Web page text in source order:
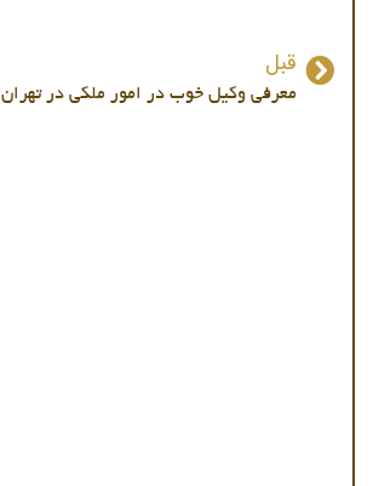
قبل
معرفی وکیل خوب در امور ملکی در تهران